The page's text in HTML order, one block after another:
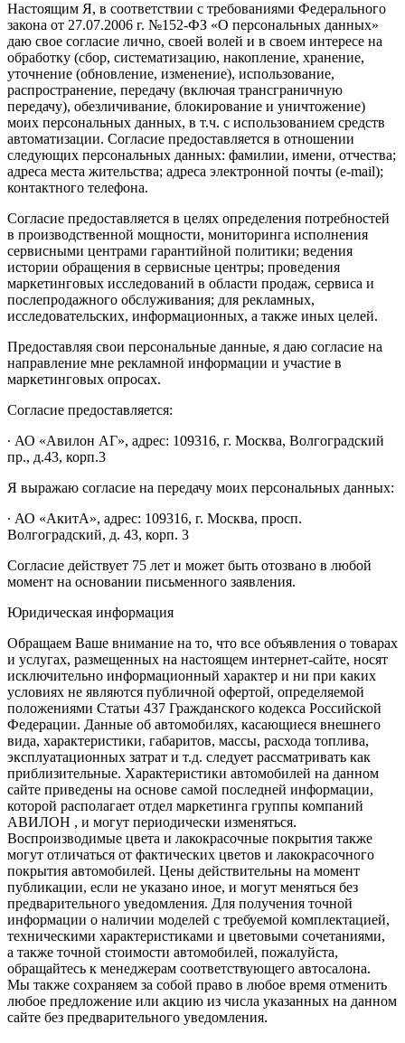
Настоящим Я, в соответствии с требованиями Федерального
закона от 27.07.2006 г. №152-ФЗ «О персональных данных»
даю свое согласие лично, своей волей и в своем интересе на
обработку (сбор, систематизацию, накопление, хранение,
уточнение (обновление, изменение), использование,
распространение, передачу (включая трансграничную
передачу), обезличивание, блокирование и уничтожение)
моих персональных данных, в т.ч. с использованием средств
автоматизации. Согласие предоставляется в отношении
следующих персональных данных: фамилии, имени, отчества;
адреса места жительства; адреса электронной почты (e-mail);
контактного телефона.
Согласие предоставляется в целях определения потребностей
в производственной мощности, мониторинга исполнения
сервисными центрами гарантийной политики; ведения
истории обращения в сервисные центры; проведения
маркетинговых исследований в области продаж, сервиса и
послепродажного обслуживания; для рекламных,
исследовательских, информационных, а также иных целей.
Предоставляя свои персональные данные, я даю согласие на
направление мне рекламной информации и участие в
маркетинговых опросах.
Согласие предоставляется:
∙ АО «Авилон АГ», адрес: 109316, г. Москва, Волгоградский
пр., д.43, корп.3
Я выражаю согласие на передачу моих персональных данных:
∙ АО «АкитА», адрес: 109316, г. Москва, просп.
Волгоградский, д. 43, корп. 3
Согласие действует 75 лет и может быть отозвано в любой
момент на основании письменного заявления.
Юридическая информация
Обращаем Ваше внимание на то, что все объявления о товарах
и услугах, размещенных на настоящем интернет-сайте, носят
исключительно информационный характер и ни при каких
условиях не являются публичной офертой, определяемой
положениями Статьи 437 Гражданского кодекса Российской
Федерации. Данные об автомобилях, касающиеся внешнего
вида, характеристики, габаритов, массы, расхода топлива,
эксплуатационных затрат и т.д. следует рассматривать как
приблизительные. Характеристики автомобилей на данном
сайте приведены на основе самой последней информации,
которой располагает отдел маркетинга группы компаний
АВИЛОН , и могут периодически изменяться.
Воспроизводимые цвета и лакокрасочные покрытия также
могут отличаться от фактических цветов и лакокрасочного
покрытия автомобилей. Цены действительны на момент
публикации, если не указано иное, и могут меняться без
предварительного уведомления. Для получения точной
информации о наличии моделей с требуемой комплектацией,
техническими характеристиками и цветовыми сочетаниями,
а также точной стоимости автомобилей, пожалуйста,
обращайтесь к менеджерам соответствующего автосалона.
Мы также сохраняем за собой право в любое время отменить
любое предложение или акцию из числа указанных на данном
сайте без предварительного уведомления.